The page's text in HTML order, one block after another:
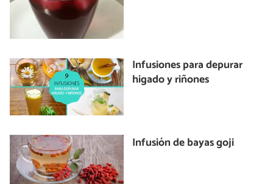
Infusiones para depurar
higado y riñones
Infusión de bayas goji